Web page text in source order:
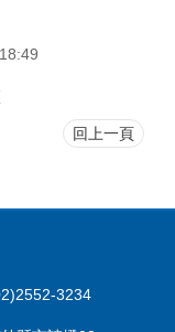
回上一頁
3234